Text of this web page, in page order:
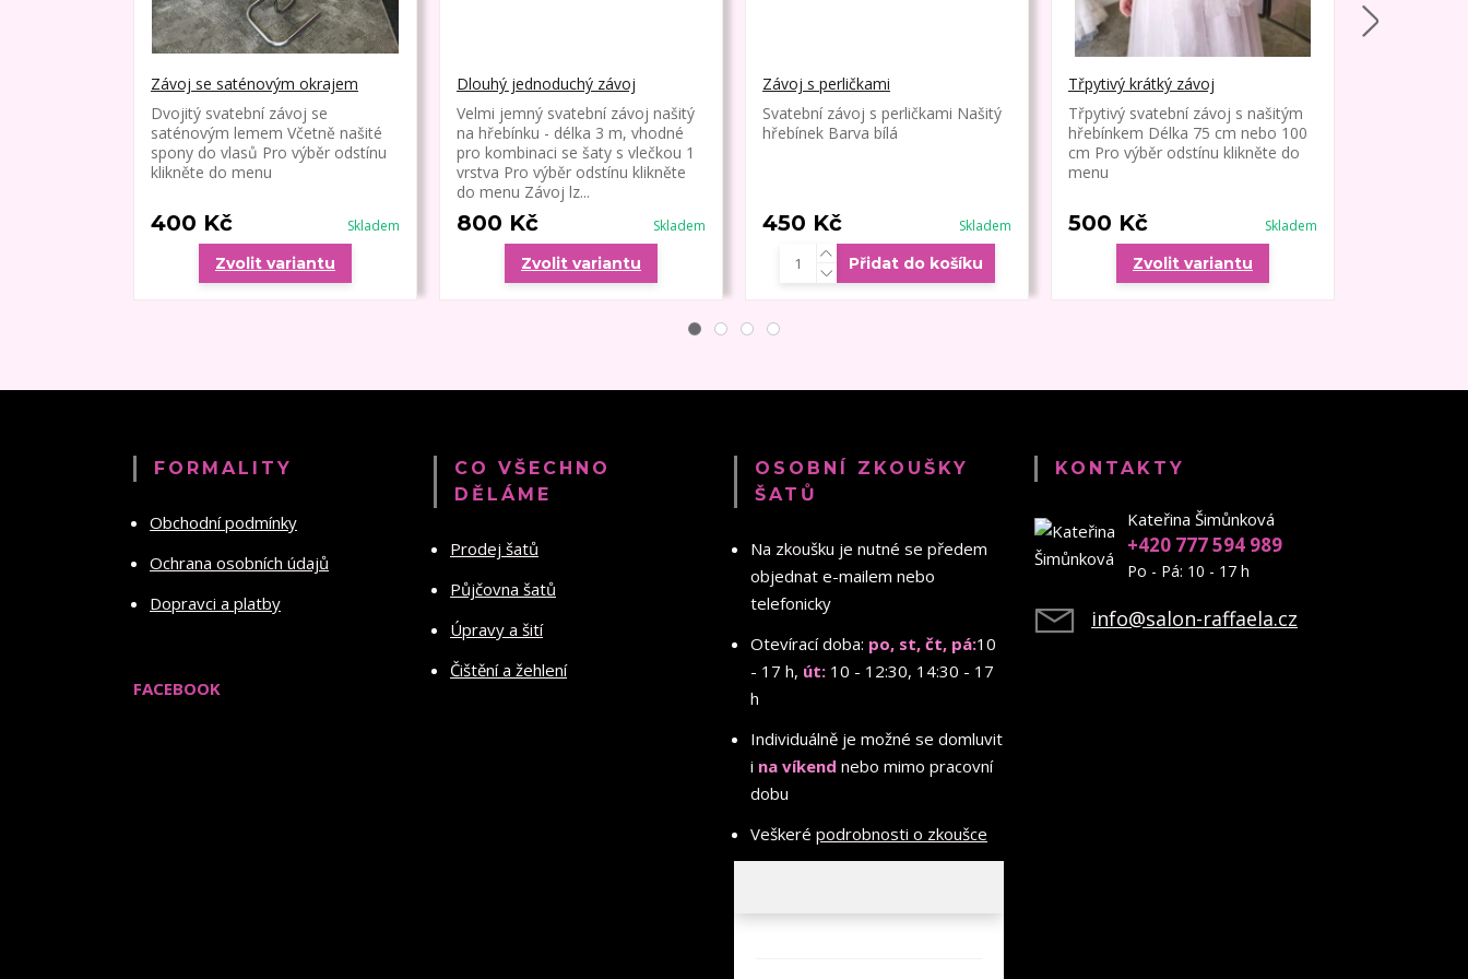
Závoj se saténovým okrajem
Dvojitý svatební závoj se
saténovým lemem Včetně našité
spony do vlasů Pro výběr odstínu
klikněte do menu
400 Kč Skladem
Zvolit variantu
Dlouhý jednoduchý závoj
Velmi jemný svatební závoj našitý
na hřebínku - délka 3 m, vhodné
pro kombinaci se šaty s vlečkou 1
vrstva Pro výběr odstínu klikněte
do menu Závoj lz...
800 Kč Skladem
Zvolit variantu
Závoj s perličkami
Svatební závoj s perličkami Našitý
hřebínek Barva bílá
450 Kč Skladem
Přidat do košíku
Třpytivý krátký závoj
Třpytivý svatební závoj s našitým
hřebínkem Délka 75 cm nebo 100
cm Pro výběr odstínu klikněte do
menu
500 Kč Skladem
Zvolit variantu
FORMALITY
Obchodní podmínky
Ochrana osobních údajů
Dopravci a platby
FACEBOOK
CO VŠECHNO
DĚLÁME
Prodej šatů
Půjčovna šatů
Úpravy a šití
Čištění a žehlení
OSOBNÍ ZKOUŠKY
ŠATŮ
Na zkoušku je nutné se předem
objednat e-mailem nebo
telefonicky
Otevírací doba: po, st, čt, pá:10
- 17 h, út: 10 - 12:30, 14:30 - 17
h
Individuálně je možné se domluvit
i na víkend nebo mimo pracovní
dobu
Veškeré podrobnosti o zkoušce
KONTAKTY
Kateřina Šimůnková
+420 777 594 989
Po - Pá: 10 - 17 h
info@salon-raffaela.cz